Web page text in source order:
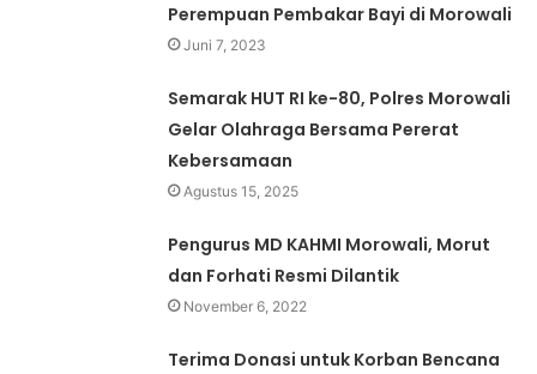
Perempuan Pembakar Bayi di Morowali
Juni 7, 2023
Semarak HUT RI ke-80, Polres Morowali
Gelar Olahraga Bersama Pererat
Kebersamaan
Agustus 15, 2025
Pengurus MD KAHMI Morowali, Morut
dan Forhati Resmi Dilantik
November 6, 2022
Terima Donasi untuk Korban Bencana